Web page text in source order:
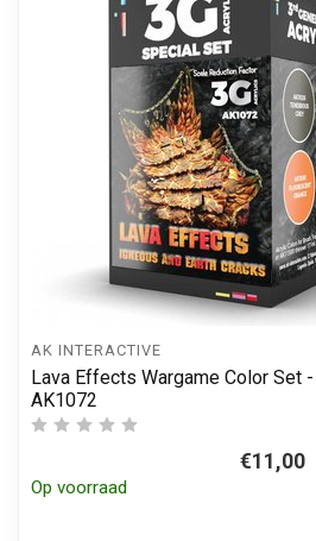
AK INTERACTIVE
Lava Effects Wargame Color Set
AK1072
€11,00
Op voorraad